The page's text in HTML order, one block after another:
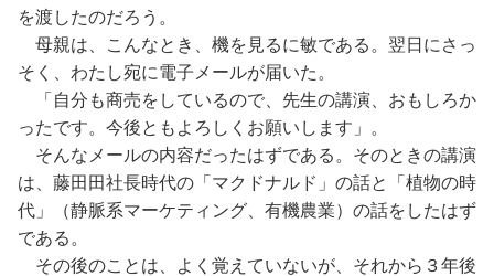
を渡したのだろう。
母親は、こんなとき、機を見るに敏である。翌日にさっ
そく、わたし宛に電子メールが届いた。
「自分も商売をしているので、先生の講演、おもしろか
ったです。今後ともよろしくお願いします」。
そんなメールの内容だったはずである。そのときの講演
は、藤田田社長時代の「マクドナルド」の話と「植物の時
代」（静脈系マーケティング、有機農業）の話をしたはず
である。
その後のことは、よく覚えていないが、それから３年後